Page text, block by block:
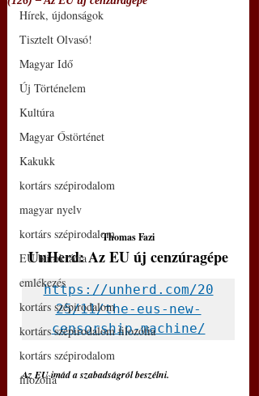
Hírek, újdonságok
Tisztelt Olvasó!
Magyar Idő
Új Történelem
Kultúra
Magyar Őstörténet
Kakukk
kortárs szépirodalom
magyar nyelv
kortárs szépirodalom
EU bürokrácia
emlékezés
kortárs szépirodalom
kortárs szépirodalom filozófia
kortárs szépirodalom
filozófia
Thomas Fazi
UnHerd: Az EU új cenzúragépe
https://unherd.com/20
25/11/the-eus-new-
censorship-machine/
Az EU imád a szabadságról beszélni.